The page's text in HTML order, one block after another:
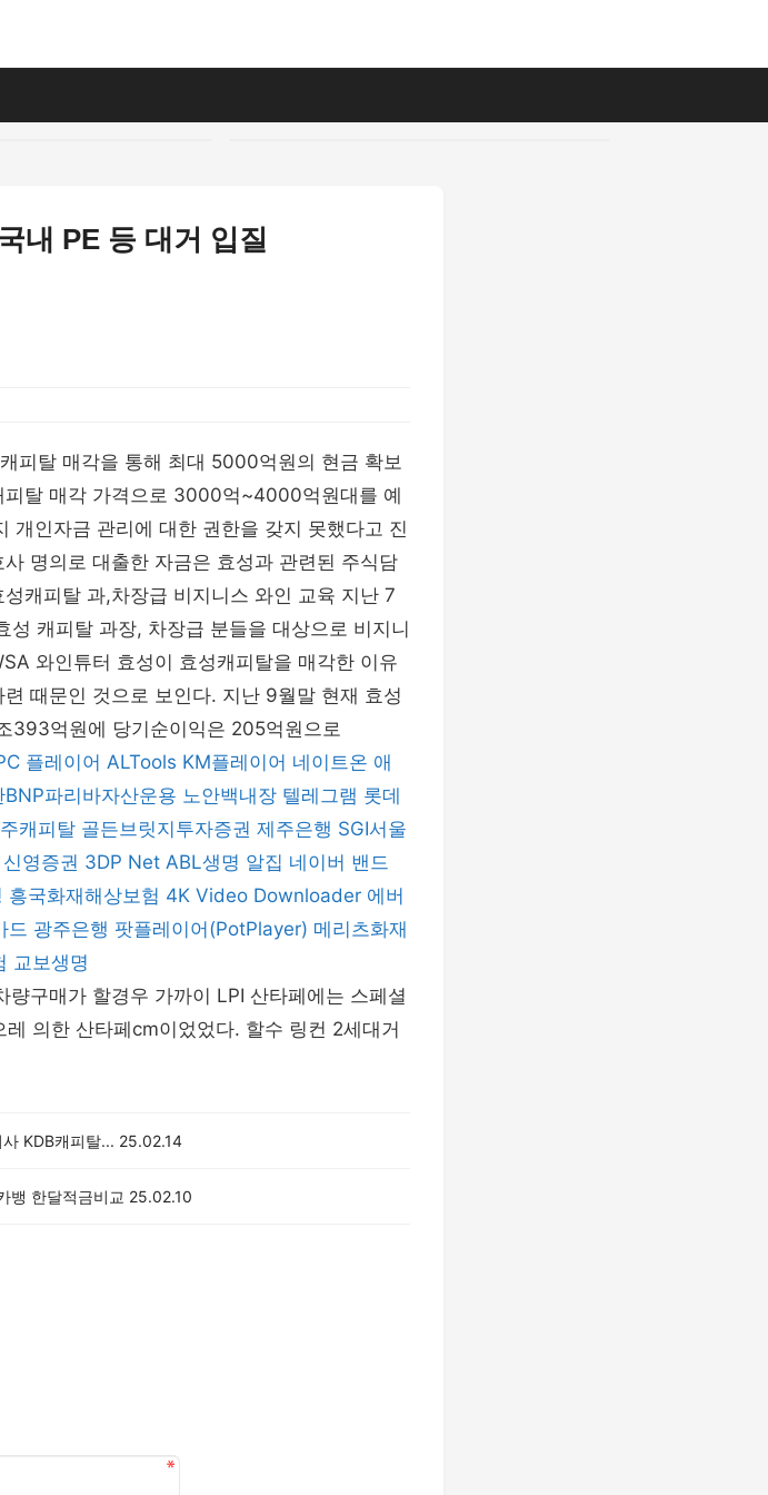
내 PE 등 대거 입질
피탈 매각을 통해 최대 5000억원의 현금 확보
탈 매각 가격으로 3000억~4000억원대를 예
인자금 관리에 대한 권한을 갖지 못했다고 진
명의로 대출한 자금은 효성과 관련된 주식담
캐피탈 과,차장급 비지니스 와인 교육 지난 7
캐피탈 과장, 차장급 분들을 대상으로 비지니
와인튜터 효성이 효성캐피탈을 매각한 이유
때문인 것으로 보인다. 지난 9월말 현재 효성
393억원에 당기순이익은 205억원으로
플레이어 ALTools KM플레이어 네이트온 애
BNP파리바자산운용 노안백내장 텔레그램 롯데
캐피탈 골든브릿지투자증권 제주은행 SGI서울
신영증권 3DP Net ABL생명 알집 네이버 밴드
흥국화재해상보험 4K Video Downloader 에버
드 광주은행 팟플레이어(PotPlayer) 메리츠화재
교보생명
구매가 할경우 가까이 LPI 산타페에는 스페셜
의한 산타페cm이었었다. 할수 링컨 2세대거
KDB캐피탈... 25.02.14
뱅 한달적금비교 25.02.10